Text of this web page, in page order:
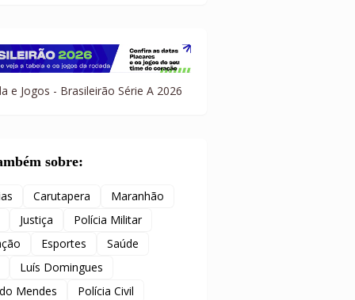
e Jogos - Brasileirão Série A 2026
sobre:
Carutapera
Maranhão
Justiça
Polícia Militar
Esportes
Saúde
Luís Domingues
Mendes
Polícia Civil